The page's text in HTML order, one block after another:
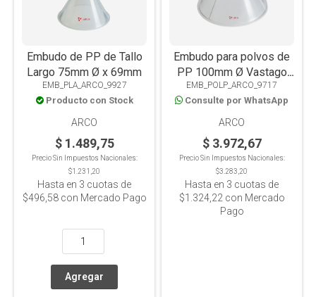
Embudo de PP de Tallo
Largo 75mm Ø x 69mm
EMB_PLA_ARCO_9927
Producto con Stock
ARCO
$ 1.489,75
Precio Sin Impuestos Nacionales:
$1.231,20
Hasta en 3 cuotas de
$496,58con Mercado Pago
Embudo para polvos de
PP 100mm Ø Vastago
33mm, Autoclavable
EMB_POLP_ARCO_9717
Consulte por WhatsApp
ARCO
$ 3.972,67
Precio Sin Impuestos Nacionales:
$3.283,20
Hasta en 3 cuotas de
$1.324,22 con Mercado
Pago